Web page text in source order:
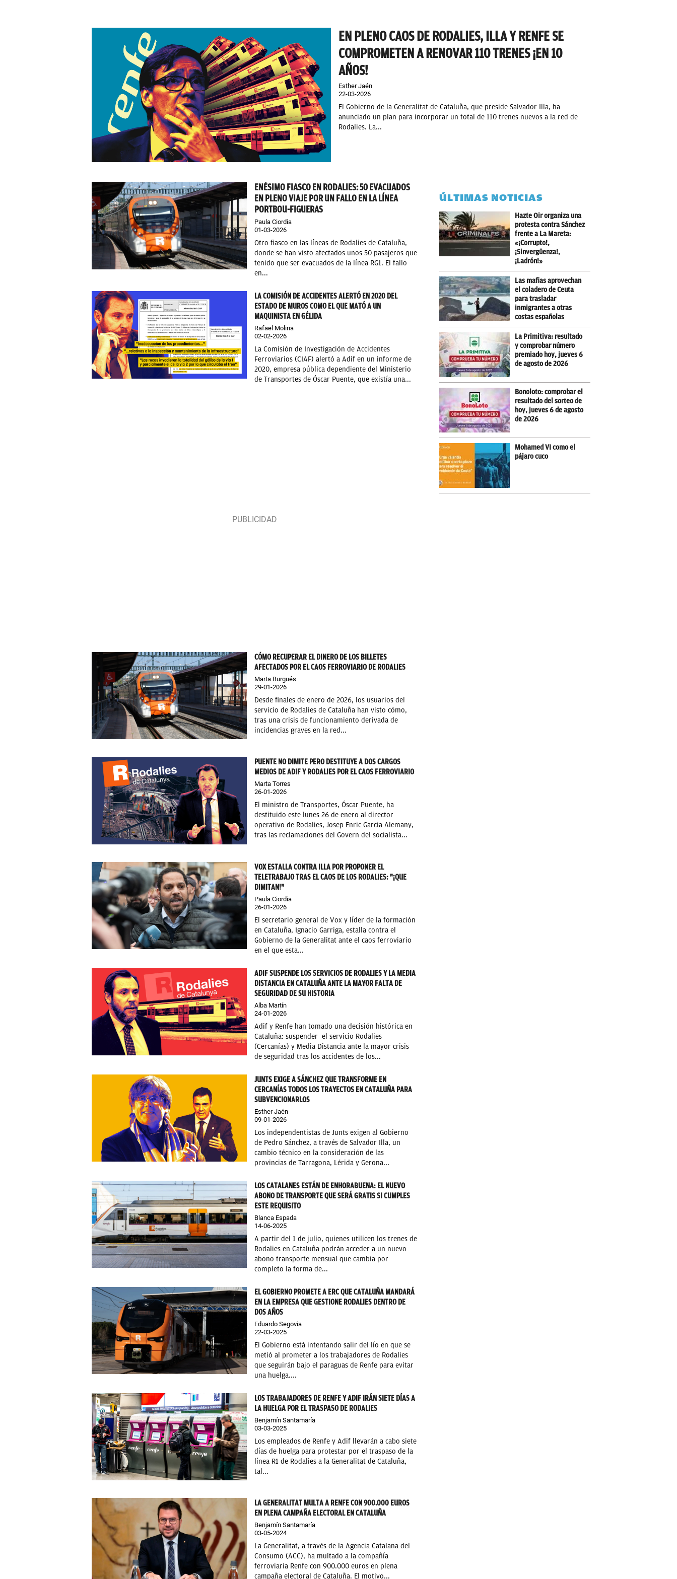
EN PLENO CAOS DE RODALIES, ILLA Y RENFE SE
COMPROMETEN A RENOVAR 110 TRENES ¡EN 10
AÑOS!
Esther Jaén
22-03-2026
El Gobierno de la Generalitat de Cataluña, que preside Salvador Illa, ha
anunciado un plan para incorporar un total de 110 trenes nuevos a la red de
Rodalies. La...
ENÉSIMO FIASCO EN RODALIES: 50 EVACUADOS
EN PLENO VIAJE POR UN FALLO EN LA LÍNEA
PORTBOU-FIGUERAS
Paula Ciordia
01-03-2026
Otro fiasco en las líneas de Rodalies de Cataluña,
donde se han visto afectados unos 50 pasajeros que
tenido que ser evacuados de la línea RG1. El fallo
en...
LA COMISIÓN DE ACCIDENTES ALERTÓ EN 2020 DEL
ESTADO DE MUROS COMO EL QUE MATÓ A UN
MAQUINISTA EN GÉLIDA
Rafael Molina
02-02-2026
La Comisión de Investigación de Accidentes
Ferroviarios (CIAF) alertó a Adif en un informe de
2020, empresa pública dependiente del Ministerio
de Transportes de Óscar Puente, que existía una...
CÓMO RECUPERAR EL DINERO DE LOS BILLETES
AFECTADOS POR EL CAOS FERROVIARIO DE RODALIES
Marta Burgués
29-01-2026
Desde finales de enero de 2026, los usuarios del
servicio de Rodalies de Cataluña han visto cómo,
tras una crisis de funcionamiento derivada de
incidencias graves en la red...
PUENTE NO DIMITE PERO DESTITUYE A DOS CARGOS
MEDIOS DE ADIF Y RODALIES POR EL CAOS FERROVIARIO
Marta Torres
26-01-2026
El ministro de Transportes, Óscar Puente, ha
destituido este lunes 26 de enero al director
operativo de Rodalies, Josep Enric Garcia Alemany,
tras las reclamaciones del Govern del socialista...
VOX ESTALLA CONTRA ILLA POR PROPONER EL
TELETRABAJO TRAS EL CAOS DE LOS RODALIES: "¡QUE
DIMITAN!"
Paula Ciordia
26-01-2026
El secretario general de Vox y líder de la formación
en Cataluña, Ignacio Garriga, estalla contra el
Gobierno de la Generalitat ante el caos ferroviario
en el que esta...
ADIF SUSPENDE LOS SERVICIOS DE RODALIES Y LA MEDIA
DISTANCIA EN CATALUÑA ANTE LA MAYOR FALTA DE
SEGURIDAD DE SU HISTORIA
Alba Martín
24-01-2026
Adif y Renfe han tomado una decisión histórica en
Cataluña: suspender el servicio Rodalies
(Cercanías) y Media Distancia ante la mayor crisis
de seguridad tras los accidentes de los...
JUNTS EXIGE A SÁNCHEZ QUE TRANSFORME EN
CERCANÍAS TODOS LOS TRAYECTOS EN CATALUÑA PARA
SUBVENCIONARLOS
Esther Jaén
09-01-2026
Los independentistas de Junts exigen al Gobierno
de Pedro Sánchez, a través de Salvador Illa, un
cambio técnico en la consideración de las
provincias de Tarragona, Lérida y Gerona...
LOS CATALANES ESTÁN DE ENHORABUENA: EL NUEVO
ABONO DE TRANSPORTE QUE SERÁ GRATIS SI CUMPLES
ESTE REQUISITO
Blanca Espada
14-06-2025
A partir del 1 de julio, quienes utilicen los trenes de
Rodalies en Cataluña podrán acceder a un nuevo
abono transporte mensual que cambia por
completo la forma de...
EL GOBIERNO PROMETE A ERC QUE CATALUÑA MANDARÁ
EN LA EMPRESA QUE GESTIONE RODALIES DENTRO DE
DOS AÑOS
Eduardo Segovia
22-03-2025
El Gobierno está intentando salir del lío en que se
metió al prometer a los trabajadores de Rodalies
que seguirán bajo el paraguas de Renfe para evitar
una huelga....
LOS TRABAJADORES DE RENFE Y ADIF IRÁN SIETE DÍAS A
LA HUELGA POR EL TRASPASO DE RODALIES
Benjamín Santamaría
03-03-2025
Los empleados de Renfe y Adif llevarán a cabo siete
días de huelga para protestar por el traspaso de la
línea R1 de Rodalies a la Generalitat de Cataluña,
tal...
LA GENERALITAT MULTA A RENFE CON 900.000 EUROS
EN PLENA CAMPAÑA ELECTORAL EN CATALUÑA
Benjamín Santamaría
03-05-2024
La Generalitat, a través de la Agencia Catalana del
Consumo (ACC), ha multado a la compañía
ferroviaria Renfe con 900.000 euros en plena
campaña electoral de Cataluña. El motivo...
ÚLTIMAS NOTICIAS
Hazte Oir organiza una
protesta contra Sánchez
frente a La Mareta:
«¡Corrupto!,
¡Sinvergüenza!,
¡Ladrón!»
Las mafias aprovechan
el coladero de Ceuta
para trasladar
inmigrantes a otras
costas españolas
La Primitiva: resultado
y comprobar número
premiado hoy, jueves 6
de agosto de 2026
Bonoloto: comprobar el
resultado del sorteo de
hoy, jueves 6 de agosto
de 2026
Mohamed VI como el
pájaro cuco